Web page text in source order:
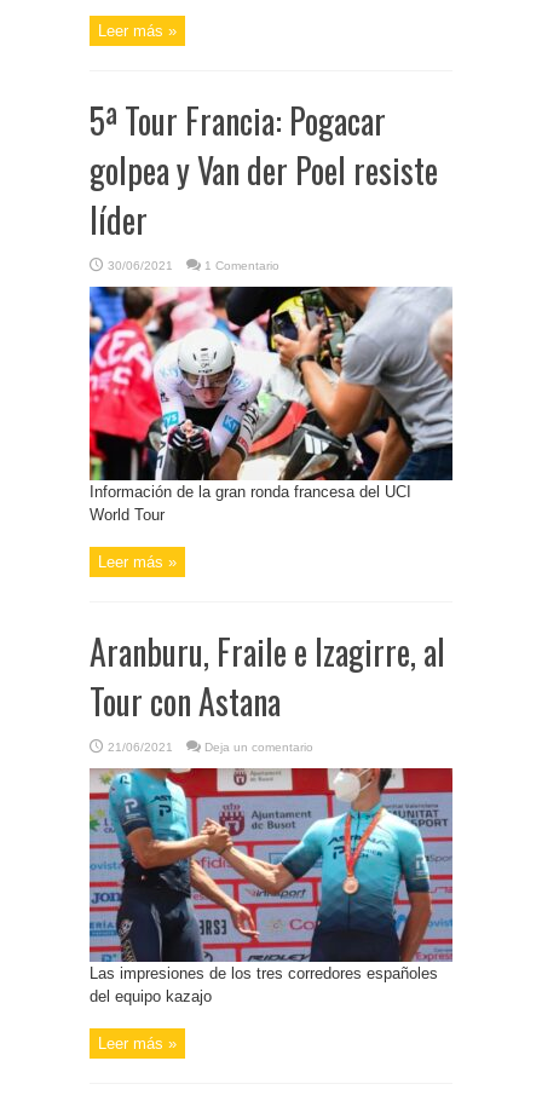
Leer más »
5ª Tour Francia: Pogacar
golpea y Van der Poel resiste
líder
30/06/2021 1 Comentario
Información de la gran ronda francesa del UCI
World Tour
Leer más »
Aranburu, Fraile e Izagirre, al
Tour con Astana
21/06/2021 Deja un comentario
Las impresiones de los tres corredores españoles
del equipo kazajo
Leer más »